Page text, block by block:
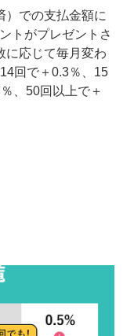
での支払金額に
トがプレゼントさ
に応じて毎月変わ
回で＋0.3％、15
、50回以上で＋